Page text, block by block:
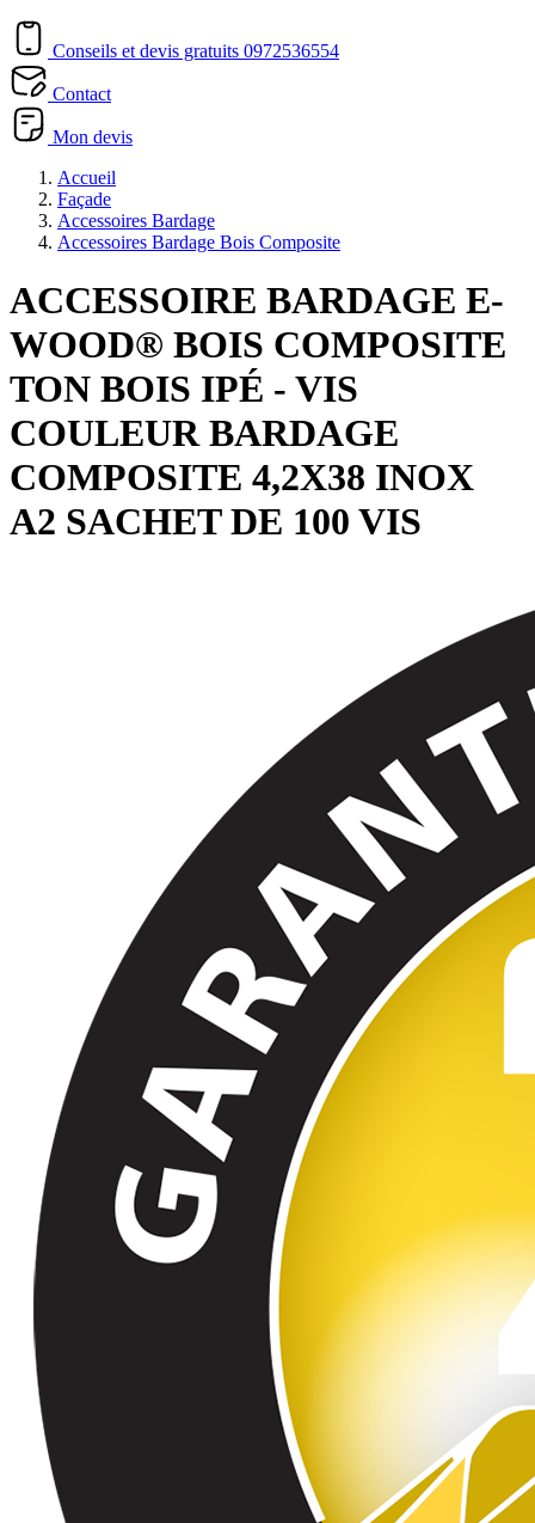
Conseils et devis gratuits 0972536554
Contact
Mon devis
Accueil
Façade
Accessoires Bardage
Accessoires Bardage Bois Composite
ACCESSOIRE BARDAGE E-
WOOD® BOIS COMPOSITE
TON BOIS IPÉ - VIS
COULEUR BARDAGE
COMPOSITE 4,2X38 INOX
A2 SACHET DE 100 VIS